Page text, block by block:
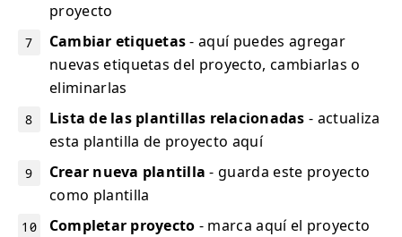
proyecto
Cambiar etiquetas- aquí puedes agregar
nuevas etiquetas del proyecto, cambiarlas o
eliminarlas
Lista de las plantillas relacionadas - actualiza
esta plantilla de proyecto aquí
Crear nueva plantilla - guarda este proyecto
como plantilla
Completar proyecto - marca aquí el proyecto